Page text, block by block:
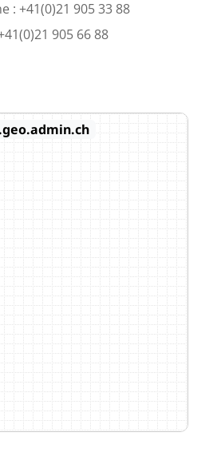
: +41(0)21 905 33 88
905 66 88